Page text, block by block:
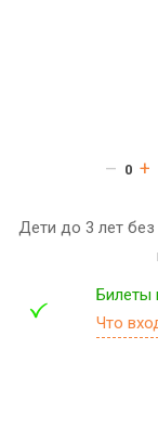
– +
Дети до 3 лет без
Билеты
Что